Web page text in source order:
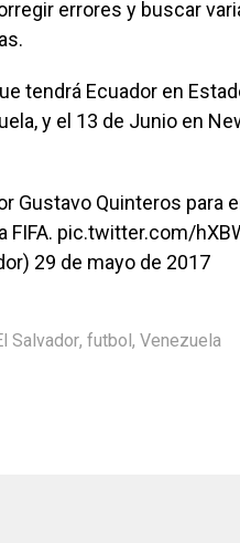
errores y buscar
tendrá Ecuador en
y el 13 de Junio en
Gustavo Quinteros para
FIFA. pic.twitter.com/
29 de mayo de 2017
Salvador, futbol , Venezuela